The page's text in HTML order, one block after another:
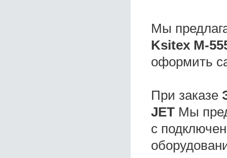
Мы
Ksitex M-
оформить
При заказе
JET Мы
с